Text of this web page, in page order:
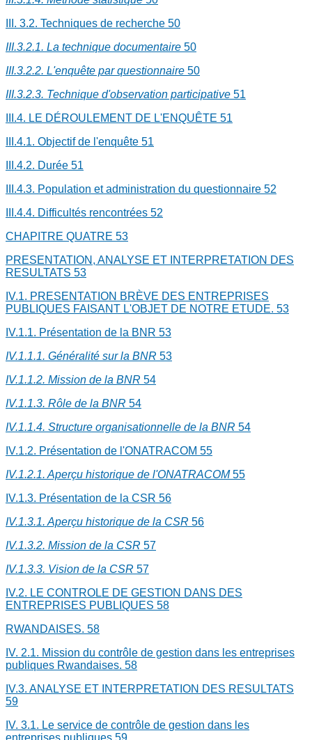
III. 3.2. Techniques de recherche 50
III.3.2.1. La technique documentaire 50
III.3.2.2. L'enquête par questionnaire 50
III.3.2.3. Technique d'observation participative 51
III.4. LE DÉROULEMENT DE L'ENQUÊTE 51
III.4.1. Objectif de l'enquête 51
III.4.2. Durée 51
III.4.3. Population et administration du questionnaire 52
III.4.4. Difficultés rencontrées 52
CHAPITRE QUATRE 53
PRESENTATION, ANALYSE ET INTERPRETATION DES
RESULTATS 53
IV.1. PRESENTATION BRÈVE DES ENTREPRISES
PUBLIQUES FAISANT L'OBJET DE NOTRE ETUDE. 53
IV.1.1. Présentation de la BNR 53
IV.1.1.1. Généralité sur la BNR 53
IV.1.1.2. Mission de la BNR 54
IV.1.1.3. Rôle de la BNR 54
IV.1.1.4. Structure organisationnelle de la BNR 54
IV.1.2. Présentation de l'ONATRACOM 55
IV.1.2.1. Aperçu historique de l'ONATRACOM 55
IV.1.3. Présentation de la CSR 56
IV.1.3.1. Aperçu historique de la CSR 56
IV.1.3.2. Mission de la CSR 57
IV.1.3.3. Vision de la CSR 57
IV.2. LE CONTROLE DE GESTION DANS DES
ENTREPRISES PUBLIQUES 58
RWANDAISES. 58
IV. 2.1. Mission du contrôle de gestion dans les entreprises
publiques Rwandaises. 58
IV.3. ANALYSE ET INTERPRETATION DES RESULTATS
59
IV. 3.1. Le service de contrôle de gestion dans les
entreprises publiques 59